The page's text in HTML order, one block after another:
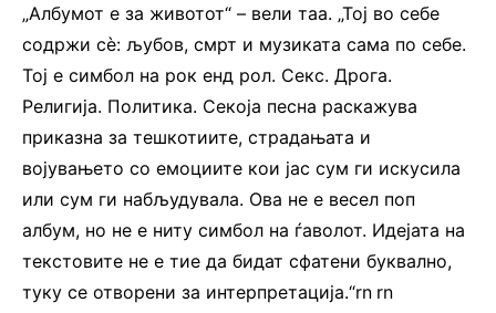
„Албумот е за животот“ – вели таа. „Тој во себе
содржи сè: љубов, смрт и музиката сама по себе.
Тој е симбол на рок енд рол. Секс. Дрога.
Религија. Политика. Секоја песна раскажува
приказна за тешкотиите, страдањата и
војувањето со емоциите кои јас сум ги искусила
или сум ги набљудувала. Ова не е весел поп
албум, но не е ниту симбол на ѓаволот. Идејата на
текстовите не е тие да бидат сфатени буквално,
туку се отворени за интерпретација.“rn rn